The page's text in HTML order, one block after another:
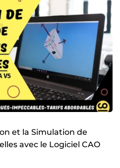
et la Simulation de
avec le Logiciel CAO